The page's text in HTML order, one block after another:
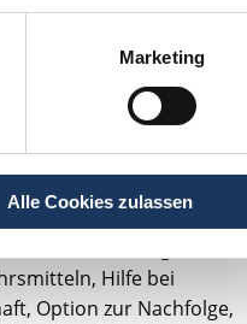
Marketing
Alle Cookies zulassen
Hilfe bei
Option zur Nachfolge,
Eigenen
bei Karlsruhe
Hilfe bei
Option zur Nachfolge,